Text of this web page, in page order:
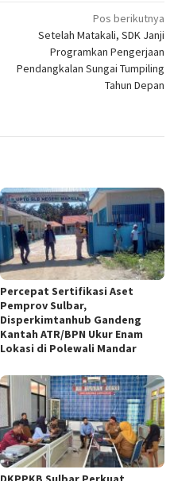
Pos berikutnya
Setelah Matakali, SDK Janji
Programkan Pengerjaan
Pendangkalan Sungai Tumpiling
Tahun Depan
Percepat Sertifikasi Aset
Pemprov Sulbar,
Disperkimtanhub Gandeng
Kantah ATR/BPN Ukur Enam
Lokasi di Polewali Mandar